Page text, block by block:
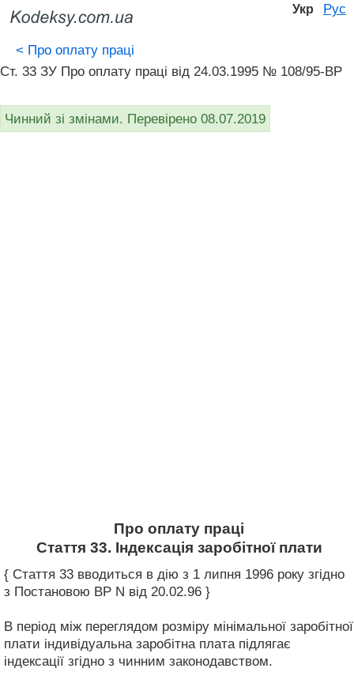
Укр Рус
< Про оплату праці
Ст. 33 ЗУ Про оплату праці вiд 24.03.1995 № 108/95-ВР
Чинний зі змінами. Перевірено 08.07.2019
Про оплату праці
Стаття 33. Індексація заробітної плати
{ Стаття 33 вводиться в дію з 1 липня 1996 року згідно
з Постановою ВР N від 20.02.96 }
В період між переглядом розміру мінімальної заробітної
плати індивідуальна заробітна плата підлягає
індексації згідно з чинним законодавством.